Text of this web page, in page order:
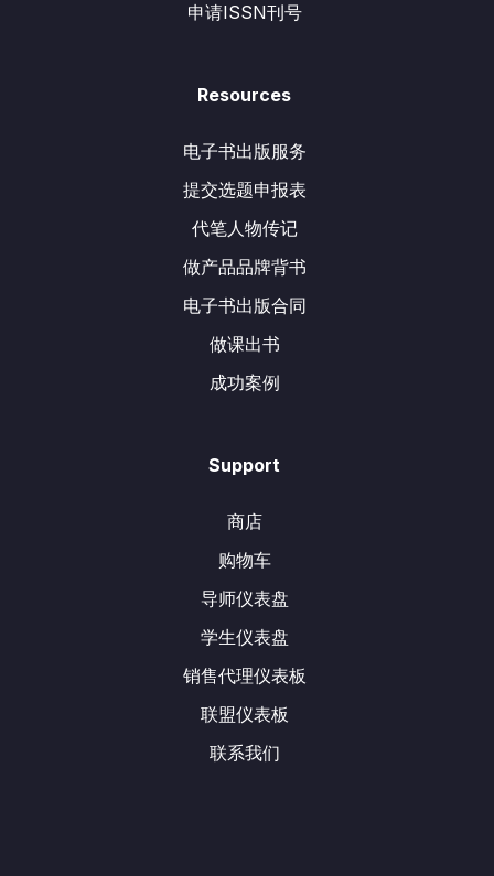
申请ISSN刊号
Resources
电子书出版服务
提交选题申报表
代笔人物传记
做产品品牌背书
电子书出版合同
做课出书
成功案例
Support
商店
购物车
导师仪表盘
学生仪表盘
销售代理仪表板
联盟仪表板
联系我们